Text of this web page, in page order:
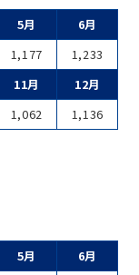
5月
6月
1,177
1,233
11月
12月
1,062 1,136
5月
6月